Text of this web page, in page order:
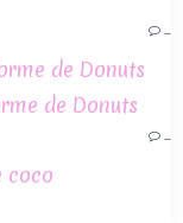
de Donuts
coco